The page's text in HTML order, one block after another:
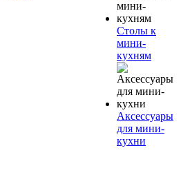
Столы к
мини-
кухням
Аксессуары
для мини-
кухни